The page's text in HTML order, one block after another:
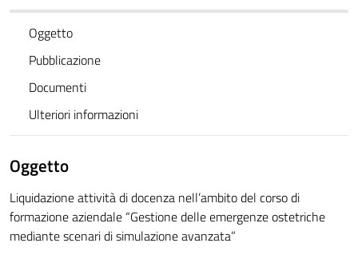
Oggetto
Pubblicazione
Documenti
Ulteriori informazioni
Oggetto
Liquidazione attività di docenza nell’ambito del corso di
formazione aziendale “Gestione delle emergenze ostetriche
mediante scenari di simulazione avanzata”